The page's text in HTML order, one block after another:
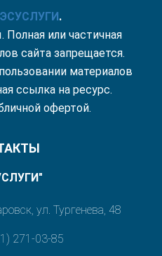
УСЛУГИ.
или частичная
сайта запрещается.
материалов
ссылка на ресурс.
офертой.
ул. Тургенева, 48
271-03-85